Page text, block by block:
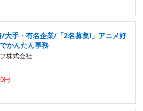
/大手・有名企業/「2名募集!」アニメ好
かんたん事務
株式会社
円